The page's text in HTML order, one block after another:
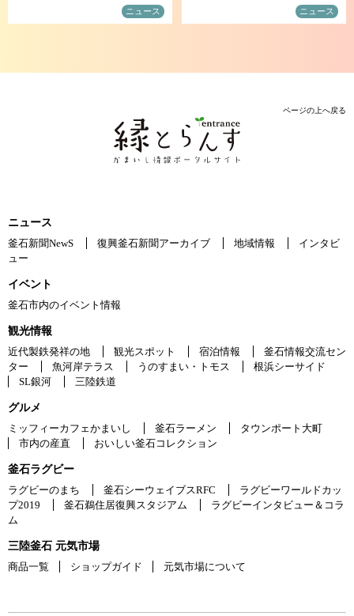
ニュース ニュース
ページの上へ戻る
ニュース
釜石新聞NewS
復興釜石新聞アーカイブ 地域情報
インタビ
ュー
イベント
釜石市内のイベント情報
観光情報
近代製鉄発祥の地
観光スポット 宿泊情報
釜石情報交流セン
ター
魚河岸テラス うのすまい・トモス
根浜シーサイド
SL銀河
三陸鉄道
グルメ
ミッフィーカフェかまいし
釜石ラーメン
タウンポート大町
市内の産直
おいしい釜石コレクション
釜石ラグビー
ラグビーのまち
釜石シーウェイブスRFC
ラグビーワールドカッ
プ2019
釜石鵜住居復興スタジアム
ラグビーインタビュー＆コラ
ム
三陸釜石 元気市場
商品一覧
ショップガイド 元気市場について